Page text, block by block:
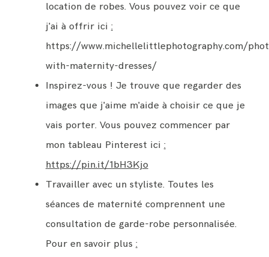
location de robes. Vous pouvez voir ce que
j'ai à offrir ici :
https://www.michellelittlephotography.com/
with-maternity-dresses/
Inspirez-vous ! Je trouve que regarder des
images que j'aime m'aide à choisir ce que je
vais porter. Vous pouvez commencer par
mon tableau Pinterest ici :
https://pin.it/1bH3Kjo
Travailler avec un styliste. Toutes les
séances de maternité comprennent une
consultation de garde-robe personnalisée.
Pour en savoir plus :